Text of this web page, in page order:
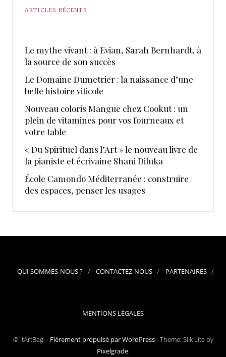
ARTICLES RÉCENTS
Le mythe vivant : à Evian, Sarah Bernhardt, à
la source de son succès
Le Domaine Dumetrier : la naissance d’une
belle histoire viticole
Nouveau coloris Mangue chez Cookut : un
plein de vitamines pour vos fourneaux et
votre table
« Du Spirituel dans l’Art » le nouveau livre de
la pianiste et écrivaine Shani Diluka
École Camondo Méditerranée : construire
des espaces, penser les usages
QUI SOMMES-NOUS ? CONTACTEZ-NOUS PARTENAIRES
MENTIONS LÉGALES
© ItArtBag – Fièrement propulsé par WordPress-Theme: Silk Lite by
Pixelgrade.